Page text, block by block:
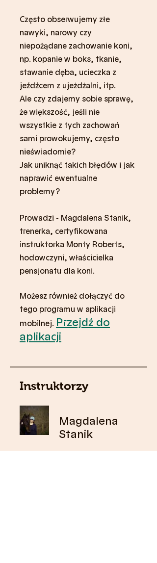
Często obserwujemy złe
nawyki, narowy czy
niepożądane zachowanie koni,
np. kopanie w boks, tkanie,
stawanie dęba, ucieczka z
jeźdźcem z ujeżdżalni, itp.
Ale czy zdajemy sobie sprawę,
że większość, jeśli nie
wszystkie z tych zachowań
sami prowokujemy, często
nieświadomie?
Jak uniknąć takich błędów i jak
naprawić ewentualne
problemy?
Prowadzi - Magdalena Stanik,
trenerka, certyfikowana
instruktorka Monty Roberts,
hodowczyni, właścicielka
pensjonatu dla koni.
Możesz również dołączyć do
tego programu w aplikacji
mobilnej. Przejdź do
aplikacji
Instruktorzy
Magdalena
Stanik